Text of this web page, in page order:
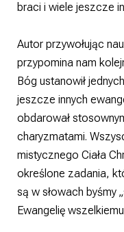
braci i wiele jeszcze
Autor przywołując
przypomina nam
Bóg ustanowił
jeszcze innych
obdarował
charyzmatami.
mistycznego Ciała
określone zadania,
są w słowach byśmy
Ewangelię